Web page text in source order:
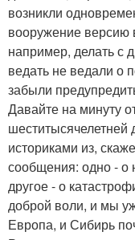
возникли
вооружение версию
например, делать с
ведать не ведали о
забыли
Давайте на минуту
шеститысячелетней
историками из,
сообщения: одно - о
другое - о
доброй воли, и мы
Европа, и Сибирь